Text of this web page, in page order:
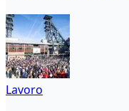
Lavoro